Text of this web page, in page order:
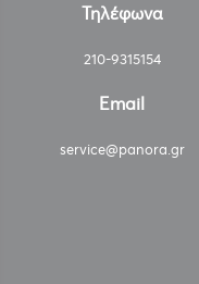
Τηλέφωνα
210-9315154
Email
service@panora.gr